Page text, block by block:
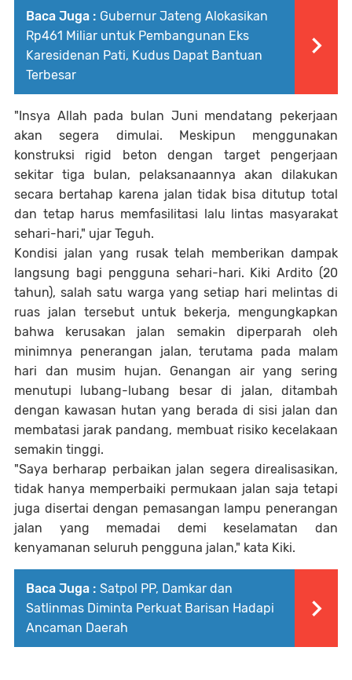
Baca Juga : Gubernur Jateng Alokasikan
Rp461 Miliar untuk Pembangunan Eks
Karesidenan Pati, Kudus Dapat Bantuan
Terbesar
"Insya Allah pada bulan Juni mendatang pekerjaan
akan segera dimulai. Meskipun menggunakan
konstruksi rigid beton dengan target pengerjaan
sekitar tiga bulan, pelaksanaannya akan dilakukan
secara bertahap karena jalan tidak bisa ditutup total
dan tetap harus memfasilitasi lalu lintas masyarakat
sehari-hari," ujar Teguh.
Kondisi jalan yang rusak telah memberikan dampak
langsung bagi pengguna sehari-hari. Kiki Ardito (20
tahun), salah satu warga yang setiap hari melintas di
ruas jalan tersebut untuk bekerja, mengungkapkan
bahwa kerusakan jalan semakin diperparah oleh
minimnya penerangan jalan, terutama pada malam
hari dan musim hujan. Genangan air yang sering
menutupi lubang-lubang besar di jalan, ditambah
dengan kawasan hutan yang berada di sisi jalan dan
membatasi jarak pandang, membuat risiko kecelakaan
semakin tinggi.
"Saya berharap perbaikan jalan segera direalisasikan,
tidak hanya memperbaiki permukaan jalan saja tetapi
juga disertai dengan pemasangan lampu penerangan
jalan yang memadai demi keselamatan dan
kenyamanan seluruh pengguna jalan," kata Kiki.
Baca Juga : Satpol PP, Damkar dan
Satlinmas Diminta Perkuat Barisan Hadapi
Ancaman Daerah